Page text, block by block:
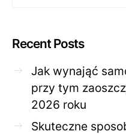
Recent Posts
Jak wynająć
przy tym
2026 roku
Skuteczne